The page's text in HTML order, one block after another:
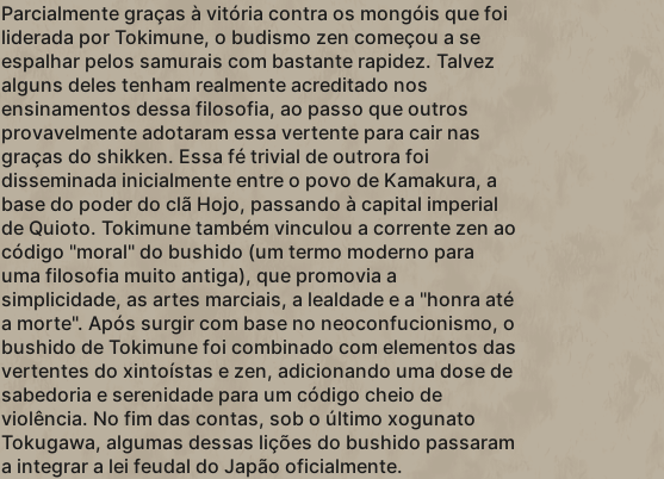
Parcialmente graças à vitória contra os mongóis que foi
liderada por Tokimune, o budismo zen começou a se
espalhar pelos samurais com bastante rapidez. Talvez
alguns deles tenham realmente acreditado nos
ensinamentos dessa filosofia, ao passo que outros
provavelmente adotaram essa vertente para cair nas
graças do shikken. Essa fé trivial de outrora foi
disseminada inicialmente entre o povo de Kamakura, a
base do poder do clã Hojo, passando à capital imperial
de Quioto. Tokimune também vinculou a corrente zen ao
código "moral" do bushido (um termo moderno para
uma filosofia muito antiga), que promovia a
simplicidade, as artes marciais, a lealdade e a "honra até
a morte". Após surgir com base no neoconfucionismo, o
bushido de Tokimune foi combinado com elementos das
vertentes do xintoístas e zen, adicionando uma dose de
sabedoria e serenidade para um código cheio de
violência. No fim das contas, sob o último xogunato
Tokugawa, algumas dessas lições do bushido passaram
a integrar a lei feudal do Japão oficialmente.